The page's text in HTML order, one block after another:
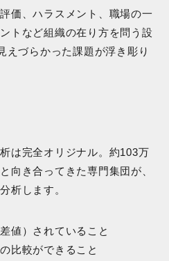
価、ハラスメント、職場の一
トなど組織の在り方を問う設
づらかった課題が浮き彫り
は完全オリジナル。約103万
向き合ってきた専門集団が、
析します。
値）されていること
比較ができること